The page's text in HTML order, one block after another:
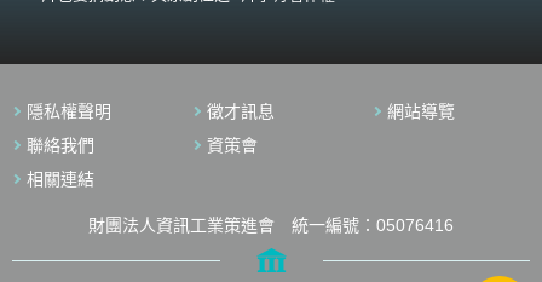
隱私權聲明 徵才訊息
網站導覽
聯絡我們
資策會
相關連結
財團法人資訊工業策進會 統一編號：05076416